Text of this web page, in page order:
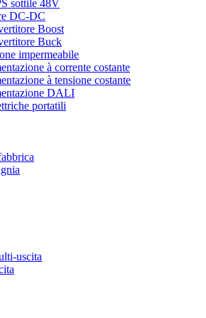
sottile 48V
DC-DC
Boost
Buck
impermeabile
à corrente costante
à tensione costante
DALI
portatili
uscita